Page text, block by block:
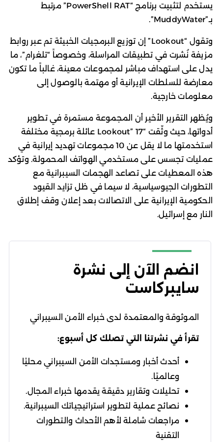
يستخدم لتثبيت برنامج “PowerShell RAT” مرتبط
بـ”MuddyWater”.
وتقول “Lookout” إن توزيع البرمجيات الخبيثة تم عبر روابط
مزيفة نُشرت في تطبيقات المراسلة، وخصوصاً “تلغرام”، ما
يدل على استهداف مباشر لمجموعات معينة، غالباً ما تكون
معارضة للسلطات الإيرانية أو مهتمة بالوصول إلى
معلومات خارجية.
ويُظهر التقرير الأخير أن المجموعة مستمرة في تطوير
أدواتها، حيث وثّقت “Lookout” 17 عائلة برمجية مختلفة
استخدمتها ما لا يقل عن 10 مجموعات تهديد إيرانية في
عمليات تجسس على مستخدمي الهواتف المحمولة. وتؤكد
هذه المعطيات على تصاعد الهجمات السيبرانية مع
التطورات الجيوسياسية، لا سيما في ظل تزايد القيود
الحكومية الإيرانية على الاتصالات بعد إعلان وقف إطلاق
النار مع إسرائيل.
انضم الآن إلى نشرة
سايبركاست
الموثوقة والمعتمدة لدى خبراء الأمن السيبراني
تقرأ في نشرتنا التي تصلك كل أسبوع:
أحدث أخبار ومستجدات الأمن السيبراني محليًا
وعالميًا.
تحليلات وتقارير دقيقة يقدمها خبراء المجال.
نصائح عملية لتطوير استراتيجياتك السيبرانية.
مراجعات شاملة لأهم الأحداث والتطورات
التقنية